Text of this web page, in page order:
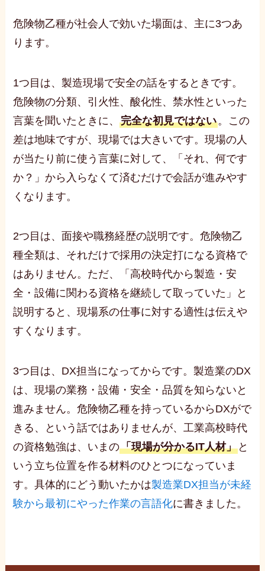
危険物乙種が社会人で効いた場面は、主に3つあ
ります。
1つ目は、製造現場で安全の話をするときです。
危険物の分類、引火性、酸化性、禁水性といった
言葉を聞いたときに、完全な初見ではない。この
差は地味ですが、現場では大きいです。現場の人
が当たり前に使う言葉に対して、「それ、何です
か？」から入らなくて済むだけで会話が進みやす
くなります。
2つ目は、面接や職務経歴の説明です。危険物乙
種全類は、それだけで採用の決定打になる資格で
はありません。ただ、「高校時代から製造・安
全・設備に関わる資格を継続して取っていた」と
説明すると、現場系の仕事に対する適性は伝えや
すくなります。
3つ目は、DX担当になってからです。製造業のDX
は、現場の業務・設備・安全・品質を知らないと
進みません。危険物乙種を持っているからDXがで
きる、という話ではありませんが、工業高校時代
の資格勉強は、いまの「現場が分かるIT人材」 と
いう立ち位置を作る材料のひとつになっていま
す。具体的にどう動いたかは製造業DX担当が未経
験から最初にやった作業の言語化に書きました。